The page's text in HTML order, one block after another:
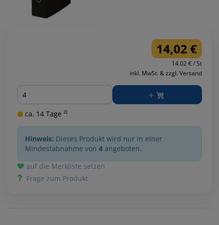
14,02 €
14.02 € / St
inkl. MwSt. & zzgl. Versand
Menge
ca. 14 Tage ²⁾
Hinweis: Dieses Produkt wird nur in einer
Mindestabnahme von 4 angeboten.
auf die Merkliste setzen
Frage zum Produkt